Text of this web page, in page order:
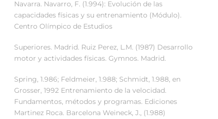
Navarra. Navarro, F. (1.994): Evolución de las
capacidades físicas y su entrenamiento (Módulo).
Centro Olímpico de Estudios
Superiores. Madrid. Ruiz Perez, L.M. (1987) Desarrollo
motor y actividades físicas. Gymnos. Madrid.
Spring, 1.986; Feldmeier, 1.988; Schmidt, 1.988, en
Grosser, 1992 Entrenamiento de la velocidad.
Fundamentos, métodos y programas. Ediciones
Martinez Roca. Barcelona Weineck, J., (1.988)